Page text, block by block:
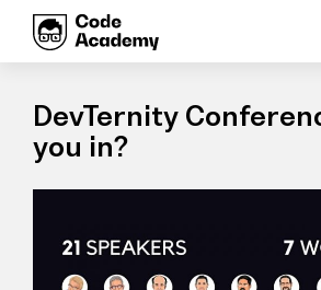
DevTernity
you in?